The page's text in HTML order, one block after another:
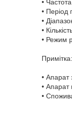
•
• Період
•
•
• Режим
• Апарат
• Апарат
•